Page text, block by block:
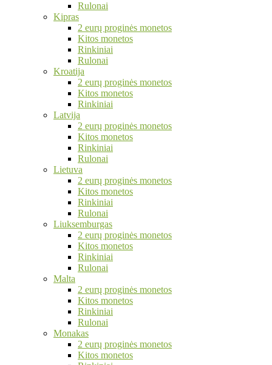
Rulonai
Kipras
2 eurų proginės monetos
Kitos monetos
Rinkiniai
Rulonai
Kroatija
2 eurų proginės monetos
Kitos monetos
Rinkiniai
Latvija
2 eurų proginės monetos
Kitos monetos
Rinkiniai
Rulonai
Lietuva
2 eurų proginės monetos
Kitos monetos
Rinkiniai
Rulonai
Liuksemburgas
2 eurų proginės monetos
Kitos monetos
Rinkiniai
Rulonai
Malta
2 eurų proginės monetos
Kitos monetos
Rinkiniai
Rulonai
Monakas
2 eurų proginės monetos
Kitos monetos